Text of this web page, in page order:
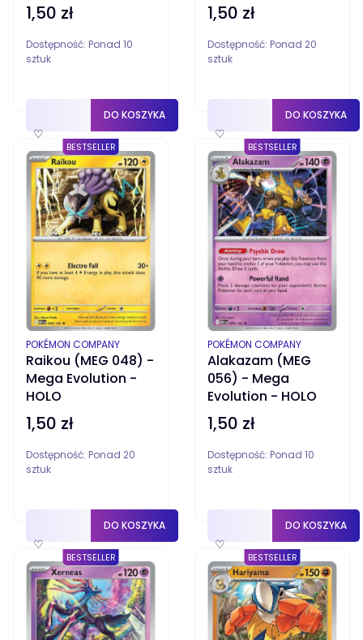
Cena
1,50 zł
Dostępność: Ponad 10
sztuk
♡
DO KOSZYKA
Cena
1,50 zł
Dostępność: Ponad 20
sztuk
♡
DO KOSZYKA
BESTSELLER
Raikou (MEG 048) -
Mega Evolution -
HOLO
PRODUCENT
POKÉMON COMPANY
Cena
1,50 zł
Dostępność: Ponad 20
sztuk
♡
DO KOSZYKA
BESTSELLER
Alakazam (MEG
056) - Mega
Evolution - HOLO
PRODUCENT
POKÉMON COMPANY
Cena
1,50 zł
Dostępność: Ponad 10
sztuk
♡
DO KOSZYKA
BESTSELLER BESTSELLER